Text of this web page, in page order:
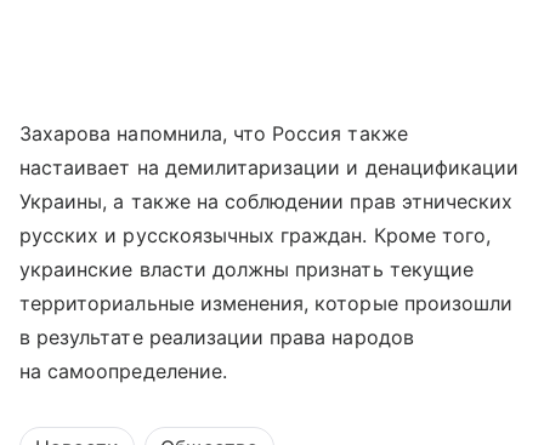
Захарова напомнила, что Россия также
настаивает на демилитаризации и денацификации
Украины, а также на соблюдении прав этнических
русских и русскоязычных граждан. Кроме того,
украинские власти должны признать текущие
территориальные изменения, которые произошли
в результате реализации права народов
на самоопределение.